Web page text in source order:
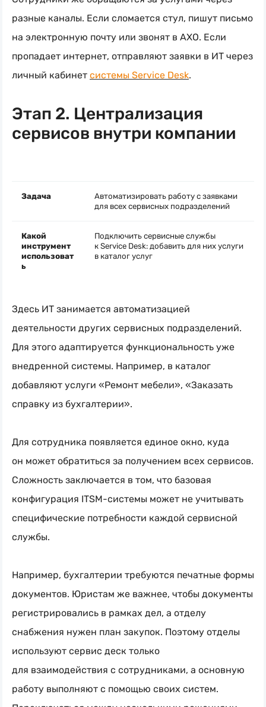
разные каналы. Если сломается стул, пишут письмо
на электронную почту или звонят в АХО. Если
пропадает интернет, отправляют заявки в ИТ через
личный кабинет системы Service Desk.
Этап 2. Централизация
сервисов внутри компании
Задача
Автоматизировать работу с заявками
для всех сервисных подразделений
Какой
инструмент
использоват
ь
Подключить сервисные службы
к Service Desk: добавить для них услуги
в каталог услуг
Здесь ИТ занимается автоматизацией
деятельности других сервисных подразделений.
Для этого адаптируется функциональность уже
внедренной системы. Например, в каталог
добавляют услуги «Ремонт мебели», «Заказать
справку из бухгалтерии».
Для сотрудника появляется единое окно, куда
он может обратиться за получением всех сервисов.
Сложность заключается в том, что базовая
конфигурация ITSM-системы может не учитывать
специфические потребности каждой сервисной
службы.
Например, бухгалтерии требуются печатные формы
документов. Юристам же важнее, чтобы документы
регистрировались в рамках дел, а отделу
снабжения нужен план закупок. Поэтому отделы
используют сервис деск только
для взаимодействия с сотрудниками, а основную
работу выполняют с помощью своих систем.